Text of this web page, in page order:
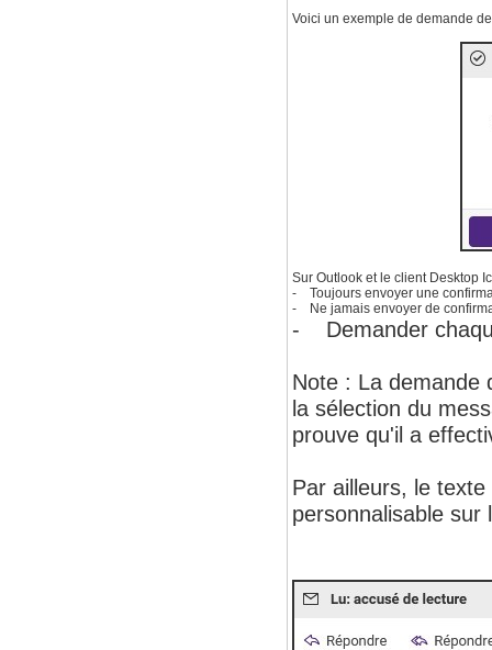
Voici un exemple de demande
Sur Outlook et le client Desktop
- Toujours envoyer une
- Ne jamais envoyer de
- Demander
Note : La demande
la sélection du
prouve qu'il a
Par ailleurs, le
personnalisable sur